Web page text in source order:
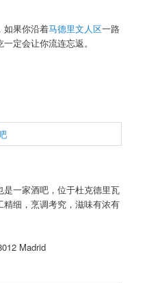
如果你沿着马德里文人区一路
定会让你流连忘返。
一家酒吧，位于杜克德里瓦
精细，烹调考究，滋味有浓有
Madrid